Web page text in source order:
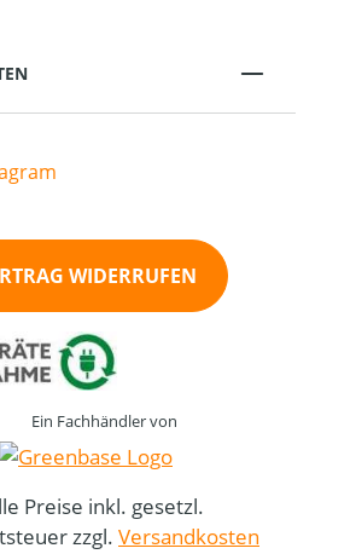
WIDERRUFEN
Ein Fachhändler von
Preise inkl. gesetzl.
zzgl. Versandkosten